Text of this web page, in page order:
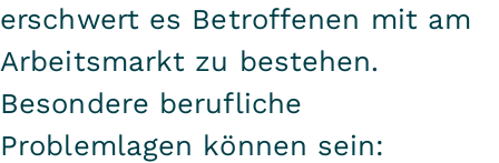
erschwert es Betroffenen mit am
Arbeitsmarkt zu bestehen.
Besondere berufliche
Problemlagen können sein: